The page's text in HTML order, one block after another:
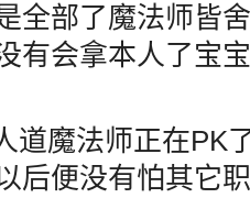
全部了魔法师皆
有会拿本人了宝
道魔法师正在PK
后便没有怕其它